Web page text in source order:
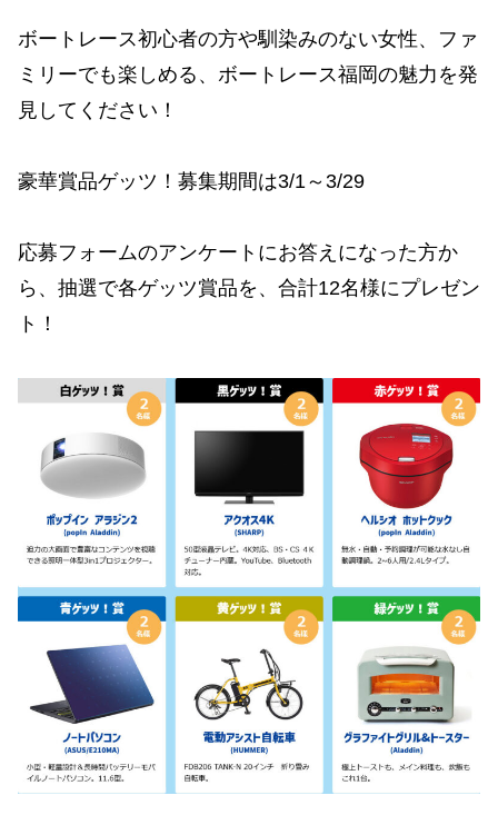
ボートレース初心者の方や馴染みのない女性、ファ
ミリーでも楽しめる、ボートレース福岡の魅力を発
見してください！
豪華賞品ゲッツ！募集期間は3/1～3/29
応募フォームのアンケートにお答えになった方か
ら、抽選で各ゲッツ賞品を、合計12名様にプレゼン
ト！